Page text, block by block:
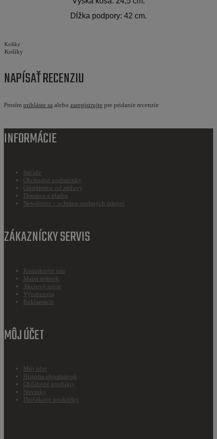
Dĺžka podpory: 42 cm.
Košíky
Košíky
NAPÍSAŤ RECENZIU
Prosím prihláste sa alebo zaregistrujte pre pridanie recenzie
INFORMÁCIE
Súťaže
Obchodné podmienky
Odstúpenie od zmluvy
Doprava a platba
Newsletter – ochrana osobných údajov
ZÁKAZNÍCKY SERVIS
Kontaktujte nás
Mapa stránok
Akciový tovar
Výrobcovia
Reklamácie
MÔJ ÚČET
Môj účet
História objednávok
Obľúbené produkty
Novinky
Darčekové poukážky